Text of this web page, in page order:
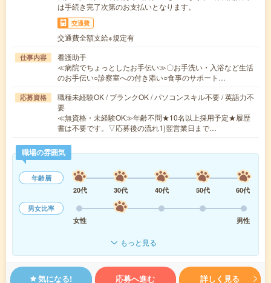
は手続き完了次第のお支払いとなります。
交通費
交通費全額支給※規定有
仕事内容
看護助手
≪病院でちょっとしたお手伝い≫〇お手洗い・入浴など生活
のお手伝い○診察室への付き添い○食事のサポート…
応募資格
職種未経験OK / ブランクOK / パソコンスキル不要 / 英語力不
要
≪無資格・未経験OK≫年齢不問★10名以上採用予定★履歴
書は不要です。▽応募後の流れ1)翌営業日まで…
職場の雰囲気
年齢層
20代
30代 40代 50代
60代
男女比率
女性
男性
もっと見る
気になる! 応募へ進む 詳しく見る